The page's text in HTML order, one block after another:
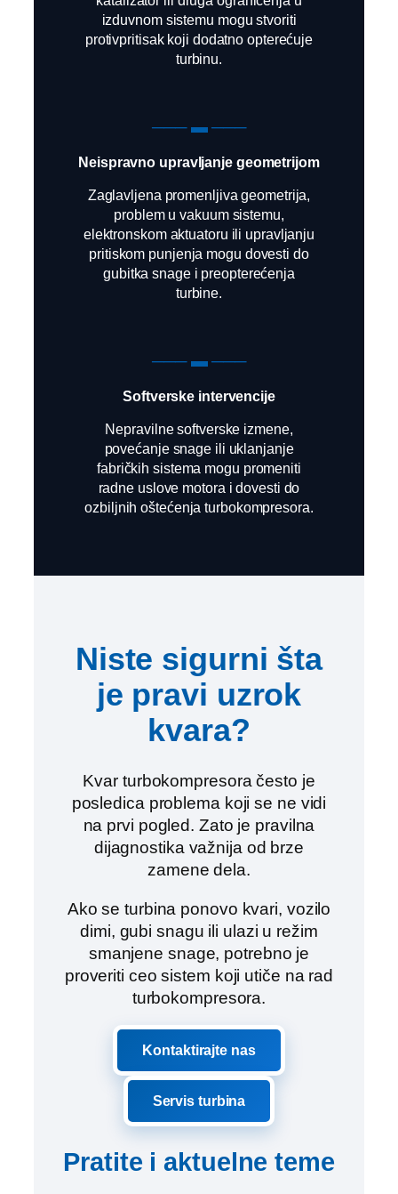
izduvnom sistemu mogu stvoriti
protivpritisak koji dodatno opterećuje
turbinu.
─── ▬ ───
Neispravno upravljanje geometrijom
Zaglavljena promenljiva geometrija,
problem u vakuum sistemu,
elektronskom aktuatoru ili upravljanju
pritiskom punjenja mogu dovesti do
gubitka snage i preopterećenja
turbine.
─── ▬ ───
Softverske intervencije
Nepravilne softverske izmene,
povećanje snage ili uklanjanje
fabričkih sistema mogu promeniti
radne uslove motora i dovesti do
ozbiljnih oštećenja turbokompresora.
Niste sigurni šta
je pravi uzrok
kvara?
Kvar turbokompresora često je
posledica problema koji se ne vidi
na prvi pogled. Zato je pravilna
dijagnostika važnija od brze
zamene dela.
Ako se turbina ponovo kvari, vozilo
dimi, gubi snagu ili ulazi u režim
smanjene snage, potrebno je
proveriti ceo sistem koji utiče na rad
turbokompresora.
Kontaktirajte nas
Servis turbina
Pratite i aktuelne teme